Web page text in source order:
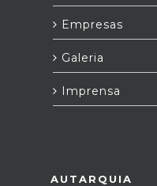
Empresas
Galeria
Imprensa
AUTARQUIA